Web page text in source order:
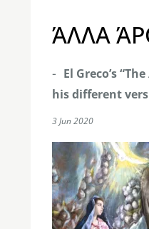
ΆΛΛΑ
El Greco’s
his different
3 Jun 2020